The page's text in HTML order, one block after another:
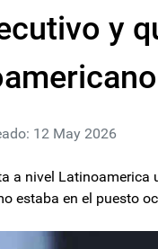
y
12 May 2026
a nivel
estaba en el puesto